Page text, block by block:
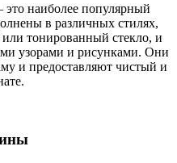
наиболее популярный
в различных стилях,
тонированный стекло, и
узорами и рисунками. Они
и предоставляют чистый и